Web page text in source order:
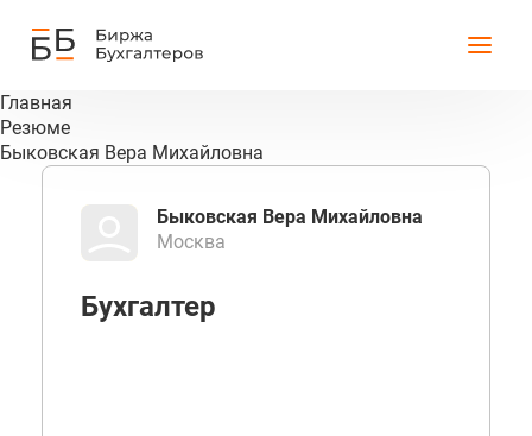
Главная
Резюме
Быковская Вера Михайловна
Быковская Вера Михайловна
Москва
Бухгалтер